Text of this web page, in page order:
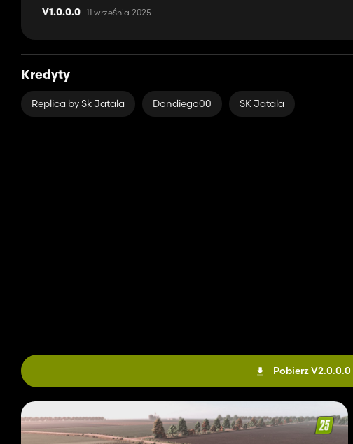
V1.0.0.0 11 września 2025
Kredyty
Replica by Sk Jatala Dondiego00 SK Jatala
Pobierz V2.0.0.0